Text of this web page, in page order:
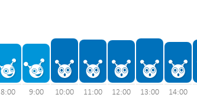
8:00 9:00 10:00 11:00 12:00 13:00 14:00